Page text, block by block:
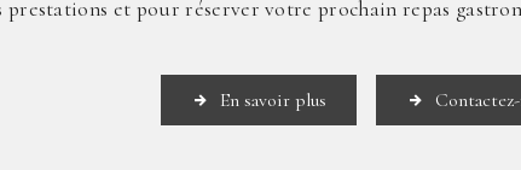
prestations et pour réserver votre prochain repas
En savoir plus